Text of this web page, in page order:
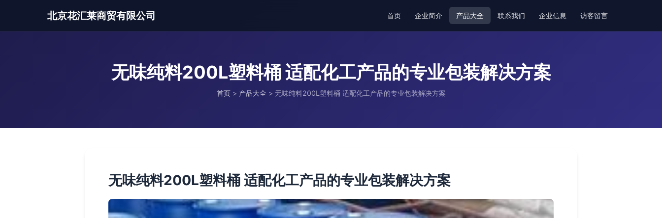
北京花汇莱商贸有限公司 首页 企业简介 产品大全 联系我们 企业信息 访客留言
无味纯料200L塑料桶 适配化工产品的专业包装解决方案
首页 > 产品大全 > 无味纯料200L塑料桶 适配化工产品的专业包装解决方案
无味纯料200L塑料桶 适配化工产品的专业包装解决方案